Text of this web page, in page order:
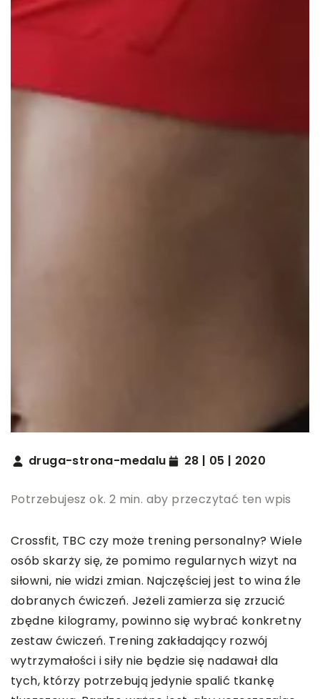
druga-strona-medalu 28 | 05 | 2020
Potrzebujesz ok. 2 min. aby przeczytać ten wpis
Crossfit, TBC czy może trening personalny? Wiele
osób skarży się, że pomimo regularnych wizyt na
siłowni, nie widzi zmian. Najczęściej jest to wina źle
dobranych ćwiczeń. Jeżeli zamierza się zrzucić
zbędne kilogramy, powinno się wybrać konkretny
zestaw ćwiczeń. Trening zakładający rozwój
wytrzymałości i siły nie będzie się nadawał dla
tych, którzy potrzebują jedynie spalić tkankę